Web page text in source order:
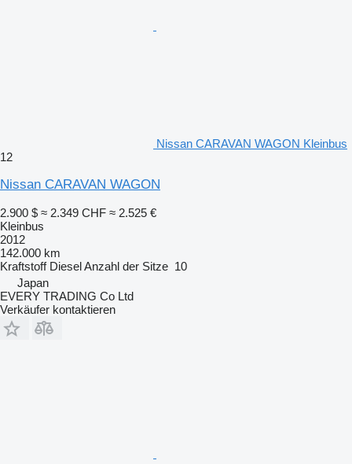
Nissan CARAVAN WAGON Kleinbus
12
Nissan CARAVAN WAGON
2.900 $ ≈ 2.349 CHF ≈ 2.525 €
Kleinbus
2012
142.000 km
Kraftstoff DieselAnzahl der Sitze 10
Japan
EVERY TRADING Co Ltd
Verkäufer kontaktieren